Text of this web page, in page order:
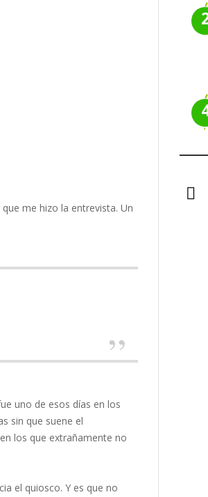
me hizo la entrevista. Un
uno de esos días en los
sin que suene el
los que extrañamente no
el quiosco. Y es que no